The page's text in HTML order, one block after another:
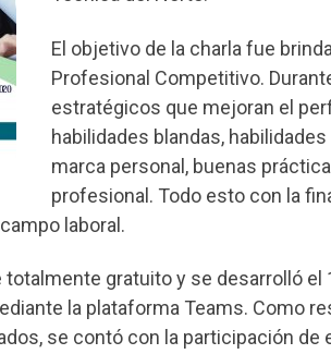
El objetivo de la charla fue
Profesional Competitivo.
estratégicos que mejoran el
habilidades blandas,
marca personal, buenas
profesional. Todo esto con la
laboral.
totalmente gratuito y se desarrolló
la plataforma Teams. Como
se contó con la participación de